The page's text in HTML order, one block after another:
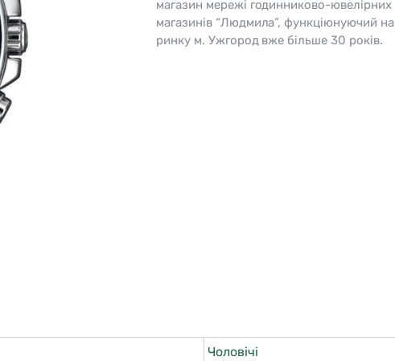
Lemans
Pierre Ricaud
магазин мережі годинниково-ювелірних
магазинів “Людмила”, функціюнуючий на
ринку м. Ужгород вже більше 30 років.
Чоловічі